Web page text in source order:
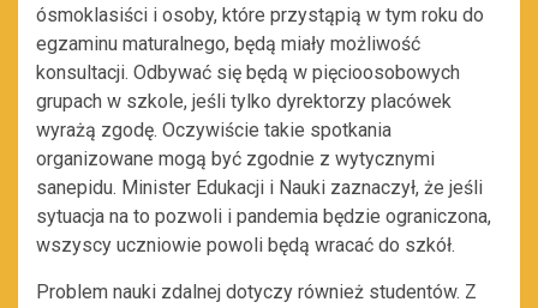
ósmoklasiści i osoby, które przystąpią w tym roku do
egzaminu maturalnego, będą miały możliwość
konsultacji. Odbywać się będą w pięcioosobowych
grupach w szkole, jeśli tylko dyrektorzy placówek
wyrażą zgodę. Oczywiście takie spotkania
organizowane mogą być zgodnie z wytycznymi
sanepidu. Minister Edukacji i Nauki zaznaczył, że jeśli
sytuacja na to pozwoli i pandemia będzie ograniczona,
wszyscy uczniowie powoli będą wracać do szkół.
Problem nauki zdalnej dotyczy również studentów. Z